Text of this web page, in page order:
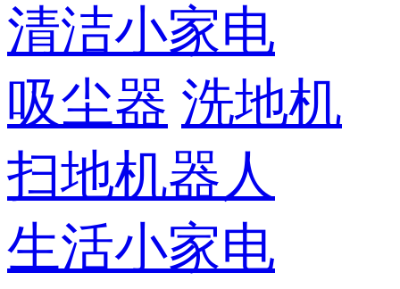
清洁小家电
吸尘器 洗地机
扫地机器人
生活小家电